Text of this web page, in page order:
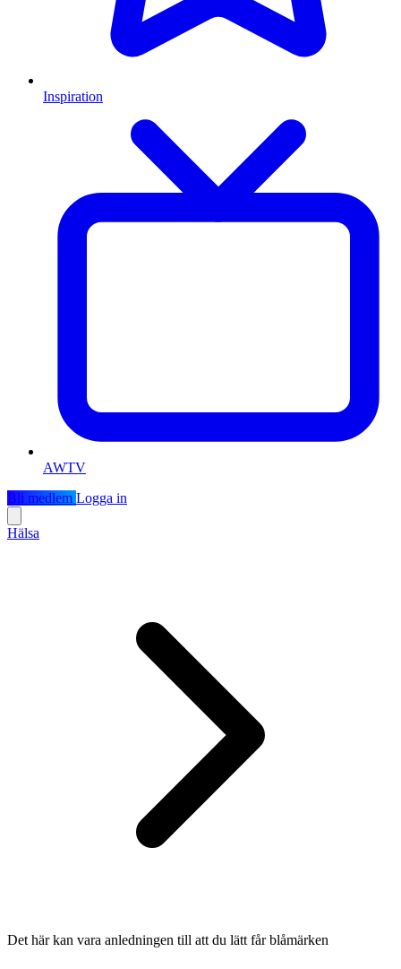
Inspiration
AWTV
Bli medlem Logga in
Hälsa
Det här kan vara anledningen till att du lätt får blåmärken